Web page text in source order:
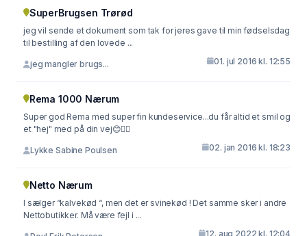
SuperBrugsen Trørød
jeg vil sende et dokument som tak for jeres gave til min fødselsdag
til bestilling af den lovede ...
jeg mangler brugs... 01. jul 2016 kl. 12:55
Rema 1000 Nærum
Super god Rema med super fin kundeservice...du får altid et smil og
et "hej" med på din vej😊👍🏻
Lykke Sabine Poulsen 02. jan 2016 kl. 18:23
Netto Nærum
I sælger “kalvekød “, men det er svinekød ! Det samme sker i andre
Nettobutikker. Må være fejl i ...
12. aug 2022 kl. 12:04